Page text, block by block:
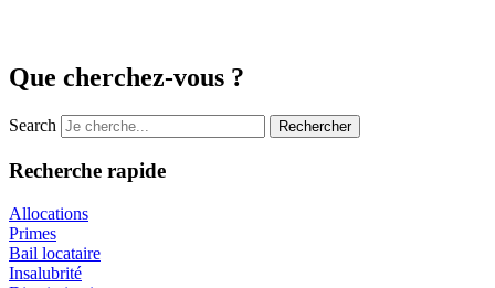
Que cherchez-vous ?
Search Rechercher
Recherche rapide
Allocations
Primes
Bail locataire
Insalubrité